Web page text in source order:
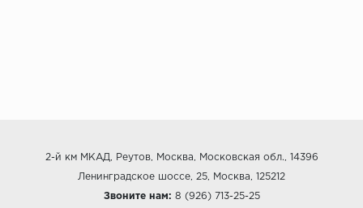
2-й км МКАД, Реутов, Москва, Московская обл., 14396
Ленинградское шоссе, 25, Москва, 125212
Звоните нам: 8 (926) 713-25-25